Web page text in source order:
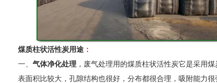
煤质柱状活性炭用途 ：
一、 气体净化处理 ，废气处理用的煤质柱状活性炭它是采用
表面积比较大，孔隙结构也很好，分布都很合理，吸附能力